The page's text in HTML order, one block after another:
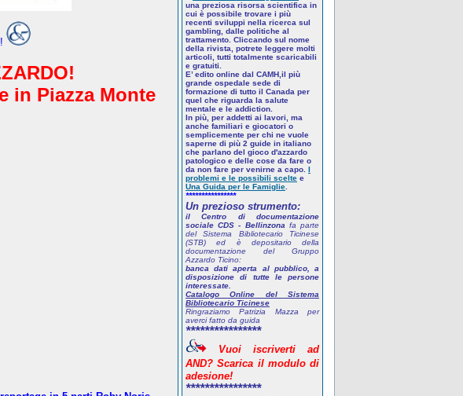
in Piazza Monte
una preziosa risorsa scientifica in
cui è possibile trovare i più
recenti sviluppi nella ricerca sul
gambling, dalle politiche al
trattamento. Cliccando sul nome
della rivista, potrete leggere molti
articoli, tutti totalmente scaricabili
e gratuiti.
E’ edito online dal CAMH,il più
grande ospedale sede di
formazione di tutto il Canada per
quel che riguarda la salute
mentale e le addiction.
In più, per addetti ai lavori, ma
anche familiari e giocatori o
semplicemente per chi ne vuole
saperne di più 2 guide in italiano
che parlano del gioco d'azzardo
patologico e delle cose da fare o
da non fare per venirne a capo. I
problemi e le possibili scelte e
Una Guida per le Famiglie
****************
Un prezioso strumento:
il Centro di documentazione
sociale CDS - Bellinzona fa parte
del Sistema Bibliotecario Ticinese
(STB) ed è depositario della
documentazione del Gruppo
Azzardo Ticino:
banca dati aperta al pubblico, a
disposizione di tutte le persone
interessate.
Catalogo Online del Sistema
Bibliotecario Ticinese
Ringraziamo Patrizia Mazza per
averci fatto da guida
****************
Vuoi iscriverti
ad
AND? Scarica il modulo di
adesione!
****************